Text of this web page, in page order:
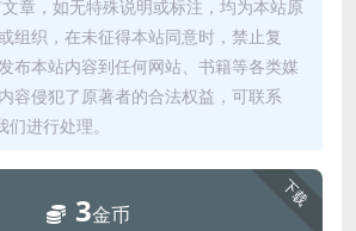
章，如无特殊说明或标注，均为本站原
组织，在未征得本站同意时，禁止复
布本站内容到任何网站、书籍等各类媒
容侵犯了原著者的合法权益，可联系
进行处理。
下载
3金币